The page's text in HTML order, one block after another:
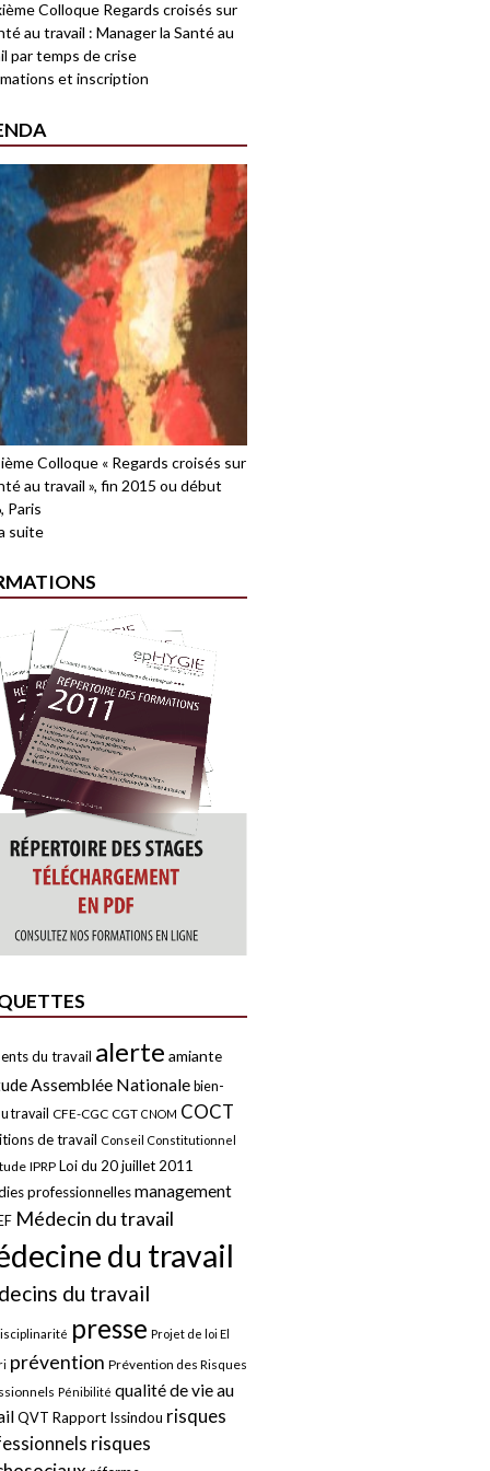
Colloque Regards croisés sur
au travail : Manager la Santé au
par temps de crise
et inscription
Colloque « Regards croisés sur
au travail », fin 2015 ou début
Paris
suite
du travail alerte amiante
Assemblée Nationale bien-
travail CFE-CGC CGT CNOM COCT
de travail Conseil Constitutionnel
IPRP Loi du 20 juillet 2011
professionnellesmanagement
Médecin du travail
du travail
du travail
presse Projet de loi El
prévention Prévention des Risques
Pénibilité qualité de vie au
QVT Rapport Issindou risques
risques